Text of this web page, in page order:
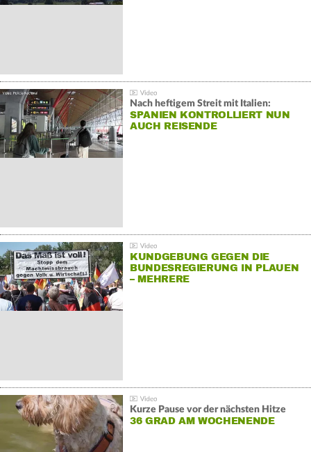
Nach heftigem Streit mit Italien:
SPANIEN KONTROLLIERT NUN
AUCH REISENDE
KUNDGEBUNG GEGEN DIE
BUNDESREGIERUNG IN PLAUEN
– MEHRERE
Kurze Pause vor der nächsten Hitze
36 GRAD AM WOCHENENDE